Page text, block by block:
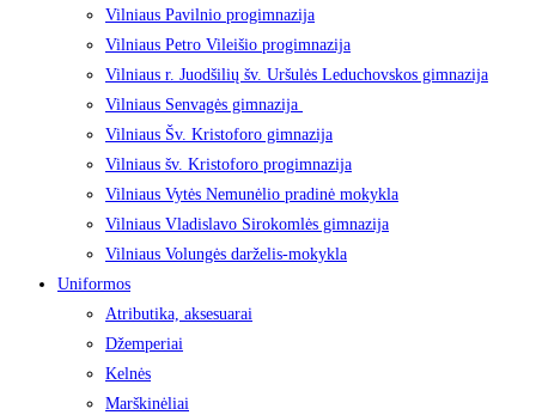
Vilniaus Pavilnio progimnazija
Vilniaus Petro Vileišio progimnazija
Vilniaus r. Juodšilių šv. Uršulės Leduchovskos gimnazija
Vilniaus Senvagės gimnazija
Vilniaus Šv. Kristoforo gimnazija
Vilniaus šv. Kristoforo progimnazija
Vilniaus Vytės Nemunėlio pradinė mokykla
Vilniaus Vladislavo Sirokomlės gimnazija
Vilniaus Volungės darželis-mokykla
Uniformos
Atributika, aksesuarai
Džemperiai
Kelnės
Marškinėliai